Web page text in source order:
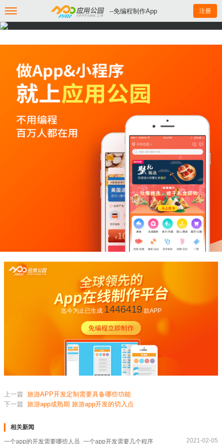
--免编程制作App 注册
迄今为止已生成 1446419款APP
上一篇 旅游APP开发定制需要具备哪些功能
下一篇 旅游app成熟期 旅游app开发的切入点
相关新闻
一个app的开发需要哪些人员_一个app开发需要几个程序 2021-02-05